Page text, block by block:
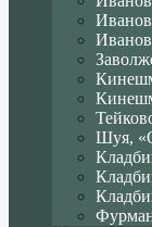
Шуя,